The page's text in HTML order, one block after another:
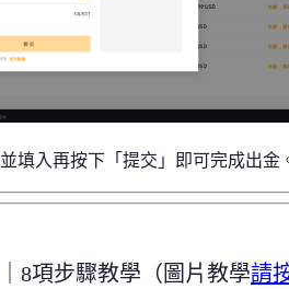
填入再按下「提交」即可完成出金
8項步驟教學（圖片教學請